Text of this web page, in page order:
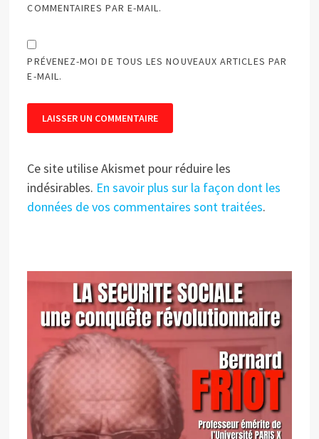
COMMENTAIRES PAR E-MAIL.
PRÉVENEZ-MOI DE TOUS LES NOUVEAUX ARTICLES PAR
E-MAIL.
Ce site utilise Akismet pour réduire les
indésirables. En savoir plus sur la façon dont les
données de vos commentaires sont traitées.